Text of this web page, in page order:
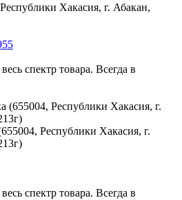
Хакасия, г. Абакан,
спектр товара. Всегда в
Республики Хакасия, г.
спектр товара. Всегда в